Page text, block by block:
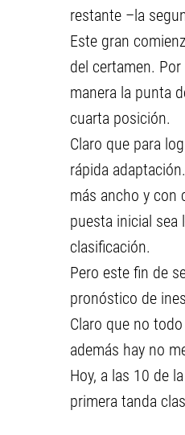
restante –la
Este gran
del certamen.
manera la punta
cuarta posición.
Claro que para
rápida
más ancho y con
puesta inicial sea
clasificación.
Pero este fin de
pronóstico de
Claro que no
además hay no
Hoy, a las 10 de
primera tanda